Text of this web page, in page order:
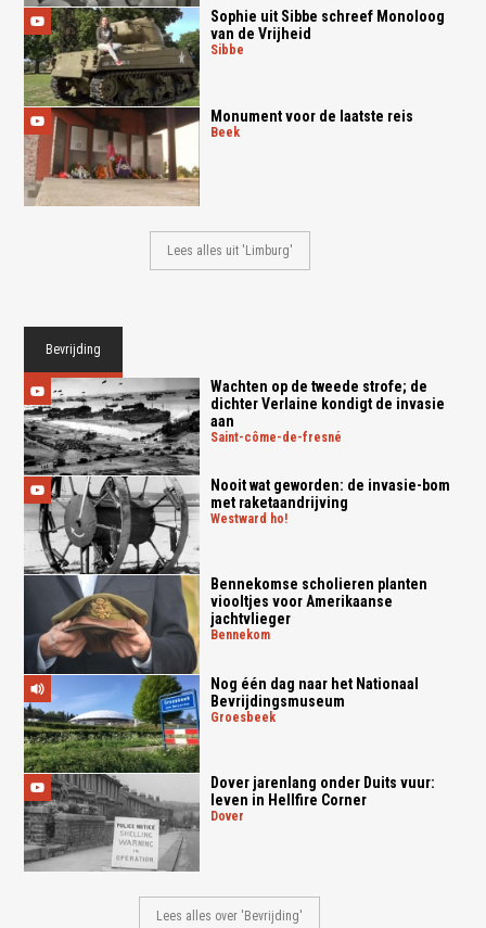
Sophie uit Sibbe schreef Monoloog
van de Vrijheid
sibbe
Monument voor de laatste reis
beek
Lees alles uit 'Limburg'
Bevrijding
Wachten op de tweede strofe; de
dichter Verlaine kondigt de invasie
aan
saint-côme-de-fresné
Nooit wat geworden: de invasie-bom
met raketaandrijving
westward ho!
Bennekomse scholieren planten
viooltjes voor Amerikaanse
jachtvlieger
bennekom
Nog één dag naar het Nationaal
Bevrijdingsmuseum
groesbeek
Dover jarenlang onder Duits vuur:
leven in Hellfire Corner
dover
Lees alles over 'Bevrijding'